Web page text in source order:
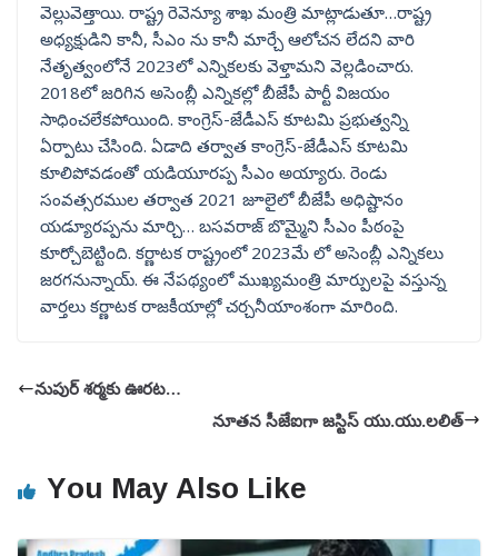
వెల్లువెత్తాయి. రాష్ట్ర రెవెన్యూ శాఖ మంత్రి మాట్లాడుతూ…రాష్ట్ర
అధ్యక్షుడిని కానీ, సీఎం ను కానీ మార్చే ఆలోచన లేదని వారి
నేతృత్వంలోనే 2023లో ఎన్నికలకు వెళ్తామని వెల్లడించారు.
2018లో జరిగిన అసెంబ్లీ ఎన్నికల్లో బీజేపీ పార్టీ విజయం
సాధించలేకపోయింది. కాంగ్రెస్-జేడీఎస్ కూటమి ప్రభుత్వన్ని
ఏర్పాటు చేసింది. ఏడాది తర్వాత కాంగ్రెస్-జేడీఎస్ కూటమి
కూలిపోవడంతో యడియూరప్ప సీఎం అయ్యారు. రెండు
సంవత్సరముల తర్వాత 2021 జూలైలో బీజేపీ అధిష్టానం
యడ్యూరప్పను మార్చి… బసవరాజ్ బొమ్మైని సీఎం పీఠంపై
కూర్చోబెట్టింది. కర్ణాటక రాష్ట్రంలో 2023మే లో అసెంబ్లీ ఎన్నికలు
జరగనున్నాయ్. ఈ నేపథ్యంలో ముఖ్యమంత్రి మార్పులపై వస్తున్న
వార్తలు కర్ణాటక రాజకీయాల్లో చర్చనీయాంశంగా మారింది.
నుపుర్‌ శర్మకు ఊరట…
నూతన సీజేఐగా జస్టిస్‌ యు.యు.లలిత్‌
You May Also Like